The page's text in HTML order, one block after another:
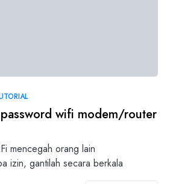
wifi modem/router
mencegah orang lain
izin, gantilah secara berkala